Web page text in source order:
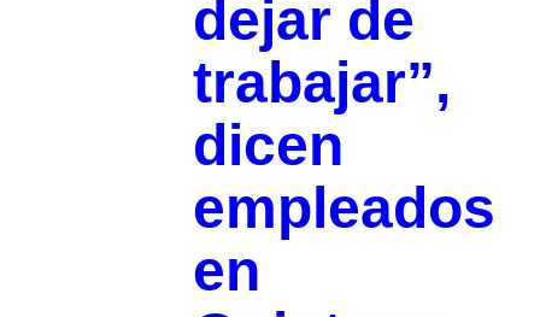
dejar de
trabajar”,
dicen
empleados
en